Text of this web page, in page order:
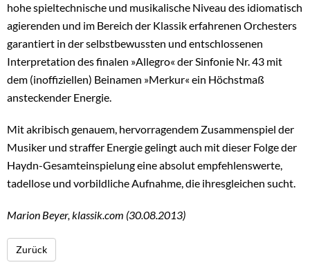
hohe spieltechnische und musikalische Niveau des idiomatisch
agierenden und im Bereich der Klassik erfahrenen Orchesters
garantiert in der selbstbewussten und entschlossenen
Interpretation des finalen »Allegro« der Sinfonie Nr. 43 mit
dem (inoffiziellen) Beinamen »Merkur« ein Höchstmaß
ansteckender Energie.
Mit akribisch genauem, hervorragendem Zusammenspiel der
Musiker und straffer Energie gelingt auch mit dieser Folge der
Haydn-Gesamteinspielung eine absolut empfehlenswerte,
tadellose und vorbildliche Aufnahme, die ihresgleichen sucht.
Marion Beyer, klassik.com (30.08.2013)
Zurück